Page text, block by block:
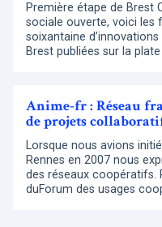
Première étape de Brest
sociale ouverte, voici les
soixantaine
Brest publiées sur la
Anime-fr : Réseau
de projets
Lorsque nous avions
Rennes en 2007 nous
des réseaux coopératifs.
duForum des usages